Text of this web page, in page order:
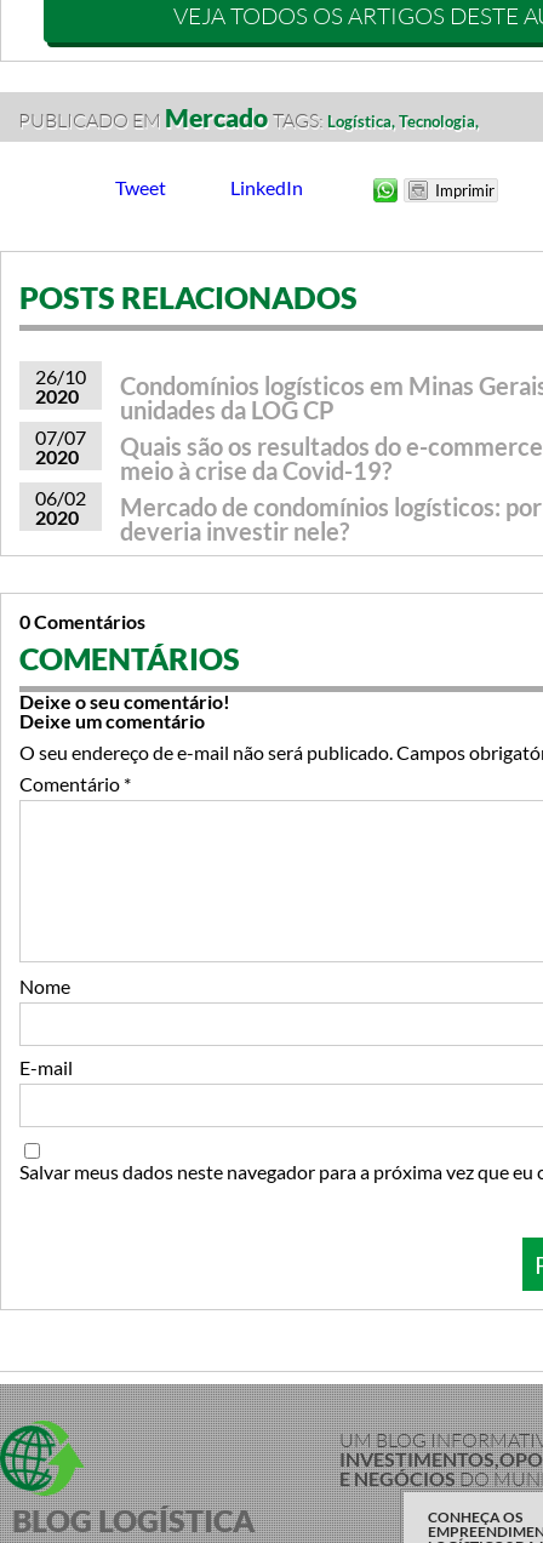
VEJA TODOS OS ARTIGOS DESTE
PUBLICADO EM MercadoTAGS: Logística,Tecnologia,
Tweet LinkedIn
POSTS RELACIONADOS
26/10
2020
Condomínios logísticos em Minas
unidades da LOG CP
07/07
2020
Quais são os resultados do e-
meio à crise da Covid-19?
06/02
2020
Mercado de condomínios logísticos:
deveria investir nele?
0 Comentários
COMENTÁRIOS
Deixe o seu comentário!
Deixe um comentário
O seu endereço de e-mail não será publicado.Campos
Comentário *
Nome
E-mail
Salvar meus dados neste navegador para a próxima vez que eu
BLOG LOGÍSTICA
UM BLOG
E NEGÓCIOSDO
CONHEÇA OS